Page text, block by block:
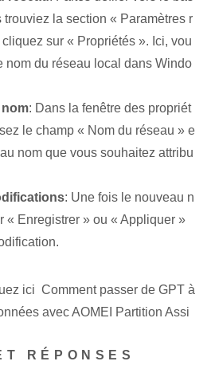
la section « Paramètres r
sur « Propriétés ». Ici, vou
nom du réseau local dans Windo
nom: Dans la fenêtre des propriét
le champ « Nom du réseau » e
nom que vous souhaitez attribu
: Une fois le nouveau n
« Enregistrer » ou « Appliquer »
ici Comment passer de GPT à
avec AOMEI Partition Assi
RÉPONSES